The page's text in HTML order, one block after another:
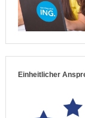
Einheitlicher